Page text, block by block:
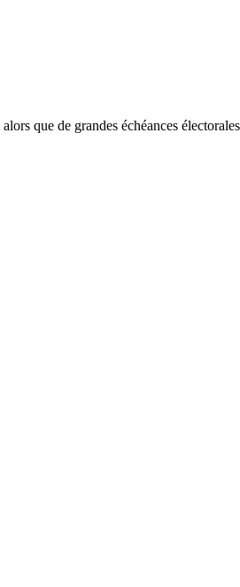
que de grandes échéances